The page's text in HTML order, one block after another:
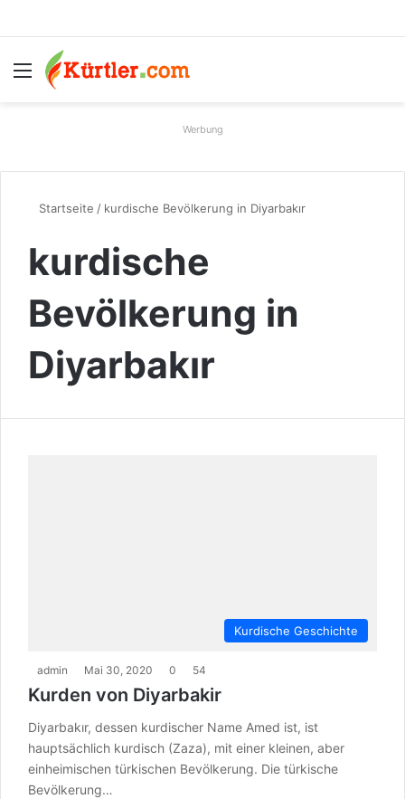
Menü
Werbung
Startseite / kurdische Bevölkerung in Diyarbakır
kurdische
Bevölkerung in
Diyarbakır
Kurdische Geschichte
admin Mai 30, 2020 0 54
Kurden von Diyarbakir
Diyarbakır, dessen kurdischer Name Amed ist, ist
hauptsächlich kurdisch (Zaza), mit einer kleinen, aber
einheimischen türkischen Bevölkerung. Die türkische
Bevölkerung…